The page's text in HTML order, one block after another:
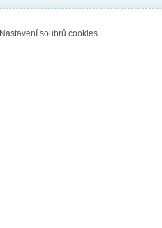
Nastavení soubrů cookies